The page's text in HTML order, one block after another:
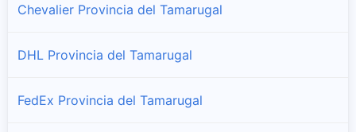
Chevalier Provincia del Tamarugal
DHL Provincia del Tamarugal
FedEx Provincia del Tamarugal